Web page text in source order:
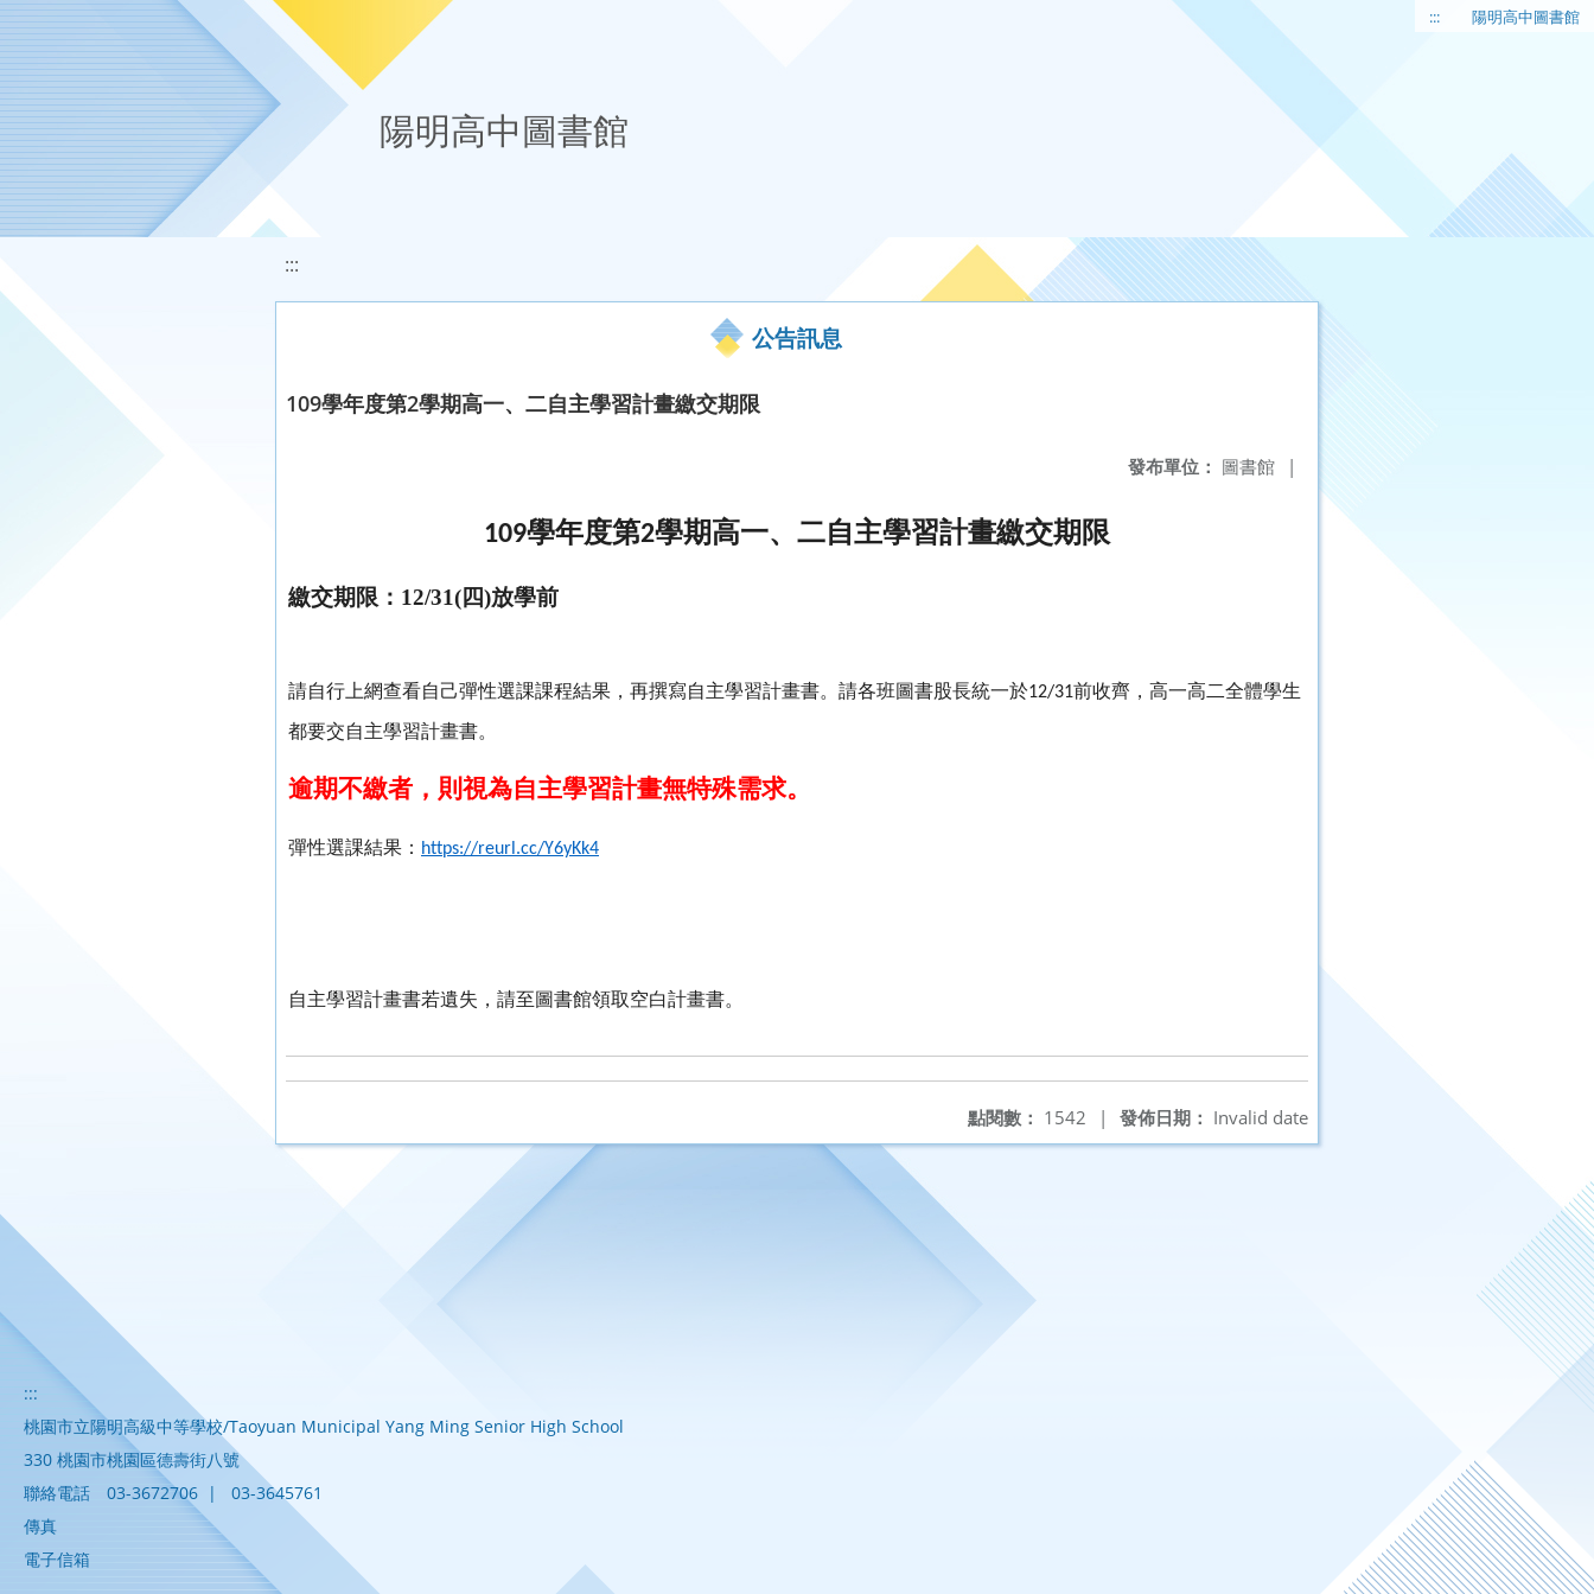
移至網頁之主要內容區位置 ::: 陽明高中圖書館
陽明高中圖書館
:::
公告訊息
109學年度第2學期高一、二自主學習計畫繳交期限
發布單位： 圖書館 |
109學年度第2學期高一、二自主學習計畫繳交期限
繳交期限：12/31(四)放學前
請自行上網查看自己彈性選課課程結果，再撰寫自主學習計畫書。請各班圖書股長統一於12/31前收齊，高一高二全體學生
都要交自主學習計畫書。
逾期不繳者，則視為自主學習計畫無特殊需求。
彈性選課結果： https://reurl.cc/Y6yKk4
自主學習計畫書若遺失，請至圖書館領取空白計畫書。
發佈日期： Invalid date
點閱數： 1542 |
:::
桃園市立陽明高級中等學校/Taoyuan Municipal Yang Ming Senior High School
330 桃園市桃園區德壽街八號
聯絡電話
03-3672706 |
03-3645761
傳真
電子信箱